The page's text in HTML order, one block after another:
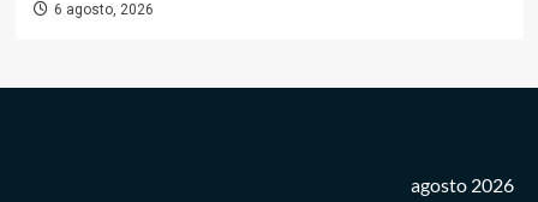
6 agosto, 2026
agosto 2026